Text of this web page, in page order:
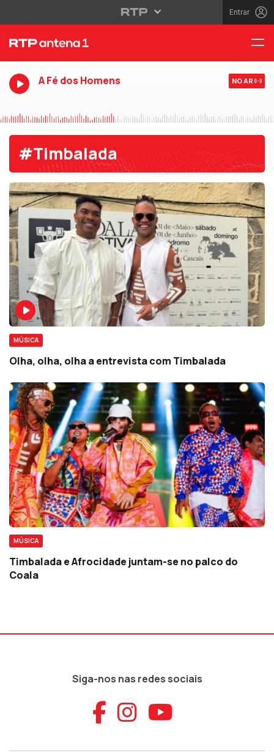
Entrar
A Fé dos Homens NO AR
#Timbalada
MÚSICA
Olha, olha, olha a entrevista com Timbalada
MÚSICA
Timbalada e Afrocidade juntam-se no palco do
Coala
Siga-nos nas redes sociais
Aceder ao
Aceder ao
Aceder